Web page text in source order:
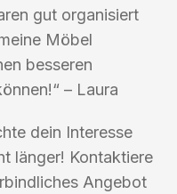
gut organisiert
Möbel
besseren
– Laura
dein Interesse
länger! Kontaktiere
Angebot